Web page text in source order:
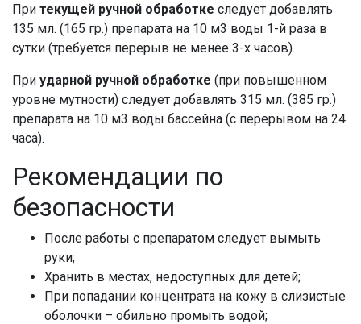
При текущей ручной обработке следует добавлять
135 мл. (165 гр.) препарата на 10 м3 воды 1-й раза в
сутки (требуется перерыв не менее 3-х часов).
При ударной ручной обработке (при повышенном
уровне мутности) следует добавлять 315 мл. (385 гр.)
препарата на 10 м3 воды бассейна (с перерывом на 24
часа).
Рекомендации по
безопасности
После работы с препаратом следует вымыть
руки;
Хранить в местах, недоступных для детей;
При попадании концентрата на кожу в слизистые
оболочки – обильно промыть водой;